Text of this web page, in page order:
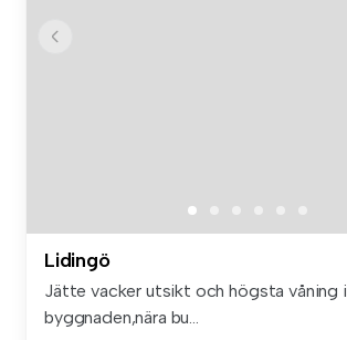
Lidingö
Jätte vacker utsikt och högsta våning i
byggnaden,nära bu...